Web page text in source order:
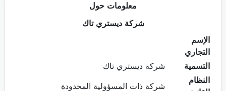
معلومات حول
شركة ديستري تاك
الإسم
التجاري
التسمية
شركة ديستري تاك
النظام
شركة ذات المسؤولية المحدودة